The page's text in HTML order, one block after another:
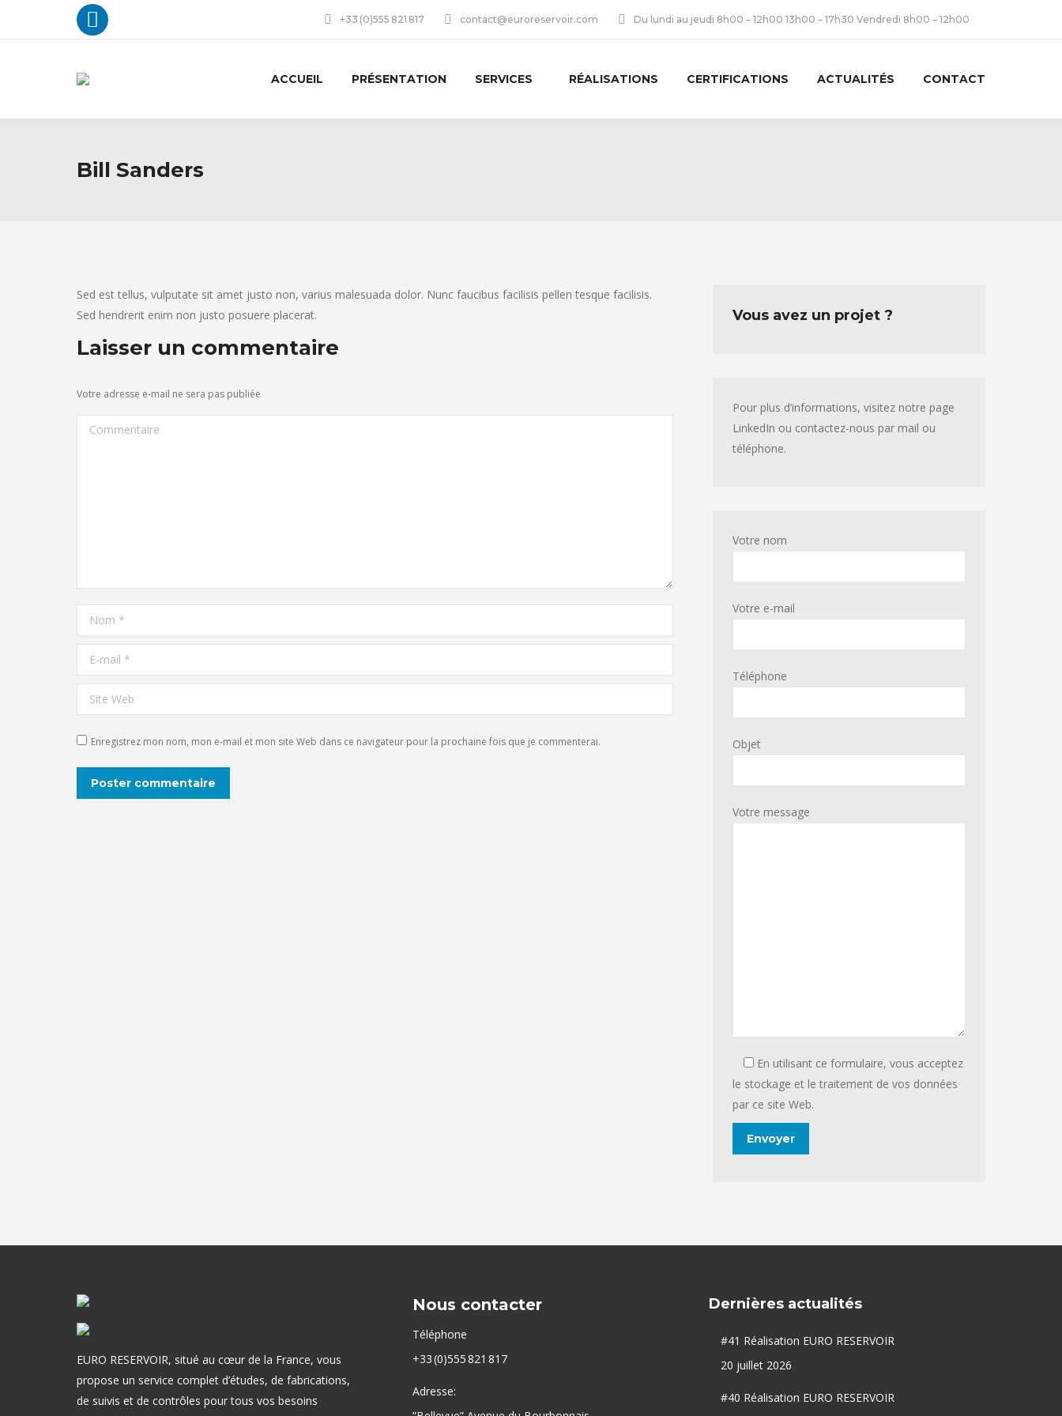
La
dans
+33 (0)555 821 817 contact@euroreservoir.com Du lundi au jeudi 8h00 – 12h00 13h00 – 17h30 Vendredi 8h00 – 12h00
ACCUEIL PRÉSENTATION SERVICES RÉALISATIONS CERTIFICATIONS ACTUALITÉS CONTACT
Bill Sanders
Sed est tellus, vulputate sit amet justo non, varius malesuada dolor. Nunc faucibus facilisis pellen tesque facilisis.
Sed hendrerit enim non justo posuere placerat.
Laisser un commentaire
Votre adresse e-mail ne sera pas publiée
Commentaire
Nom *
E-mail *
Site Web
Enregistrez mon nom, mon e-mail et mon site Web dans ce navigateur pour la prochaine fois que je commenterai.
Poster commentaire
Vous avez un projet ?
Pour plus d’informations, visitez notre page
LinkedIn ou contactez-nous par mail ou
téléphone.
Votre nom
Votre e-mail
Téléphone
Objet
Votre message
En utilisant ce formulaire, vous acceptez
le stockage et le traitement de vos données
par ce site Web.
EURO RESERVOIR, situé au cœur de la France, vous
propose un service complet d’études, de fabrications,
de suivis et de contrôles pour tous vos besoins
Nous contacter
Téléphone
+33 (0)555 821 817
Adresse:
Dernières actualités
#41 Réalisation EURO RESERVOIR
20 juillet 2026
#40 Réalisation EURO RESERVOIR